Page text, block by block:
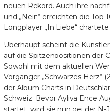
neuen Rekord. Auch ihre
und „Nein“ erreichten die Top
Longplayer „In Liebe“
Überhaupt scheint die
auf die Spitzenpositionen der
Sowohl mit dem aktuellen
Vorgänger „Schwarzes Herz“
der Album Charts in
Schweiz. Bevor Ayliva Ende
startet, wird sie nun bei der N-